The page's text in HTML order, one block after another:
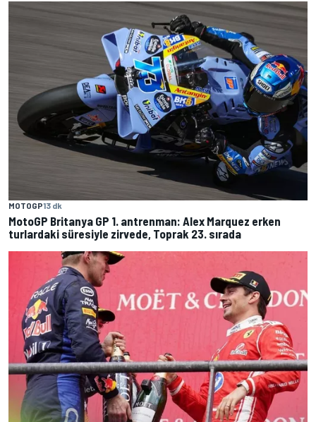
MOTOGP13 dk
MotoGP Britanya GP 1. antrenman: Alex Marquez erken
turlardaki süresiyle zirvede, Toprak 23. sırada